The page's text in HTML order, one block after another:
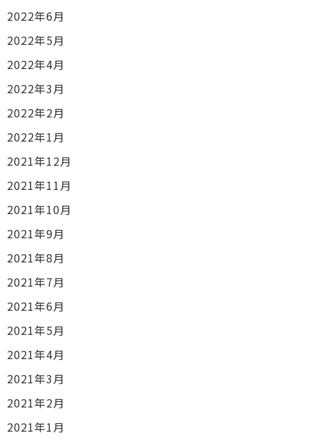
2022年6月
2022年5月
2022年4月
2022年3月
2022年2月
2022年1月
2021年12月
2021年11月
2021年10月
2021年9月
2021年8月
2021年7月
2021年6月
2021年5月
2021年4月
2021年3月
2021年2月
2021年1月